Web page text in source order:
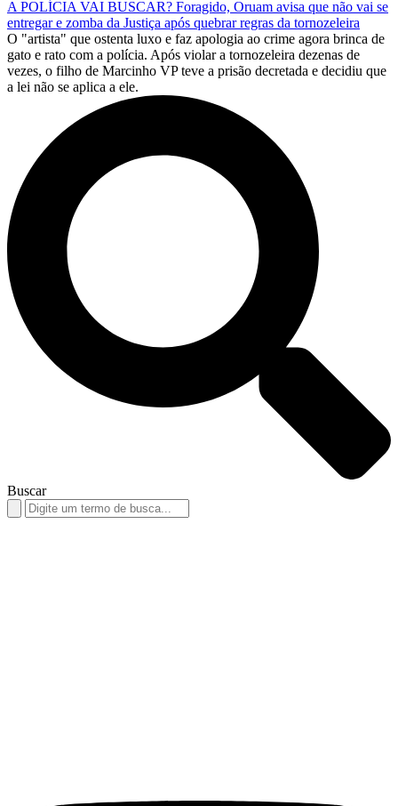
A POLÍCIA VAI BUSCAR? Foragido, Oruam avisa que não vai se
entregar e zomba da Justiça após quebrar regras da tornozeleira
O "artista" que ostenta luxo e faz apologia ao crime agora brinca de
gato e rato com a polícia. Após violar a tornozeleira dezenas de
vezes, o filho de Marcinho VP teve a prisão decretada e decidiu que
a lei não se aplica a ele.
Buscar
Search
for: